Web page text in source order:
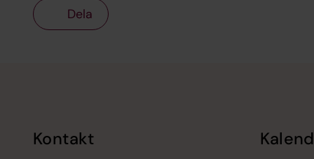
Dela
Kontakt